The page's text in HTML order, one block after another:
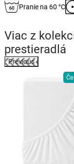
Pranie na 60 °C
Viac z
prestieradlá
Previous